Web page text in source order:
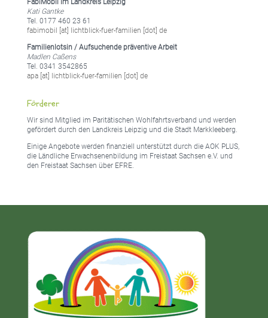
FabiMobil im Landkreis Leipzig
Kati Gantke
Tel. 0177 460 23 61
fabimobil [at] lichtblick-fuer-familien [dot] de
Familienlotsin / Aufsuchende präventive Arbeit
Madlen Caßens
Tel. 0341 3542865
apa [at] lichtblick-fuer-familien [dot] de
Förderer
Wir sind Mitglied im Paritätischen Wohlfahrtsverband und werden
gefördert durch den Landkreis Leipzig und die Stadt Markkleeberg.
Einige Angebote werden finanziell unterstützt durch die AOK PLUS,
die Ländliche Erwachsenenbildung im Freistaat Sachsen e.V. und
den Freistaat Sachsen über EFRE.